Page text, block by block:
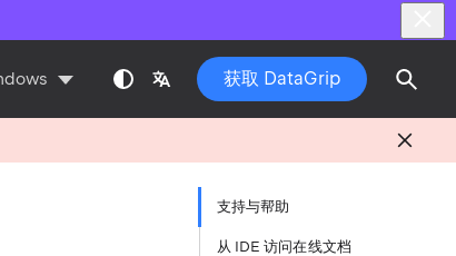
获取 DataGrip
支持与帮助
从 IDE 访问在线文档